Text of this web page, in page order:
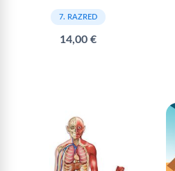
7. RAZRED
14,00 €